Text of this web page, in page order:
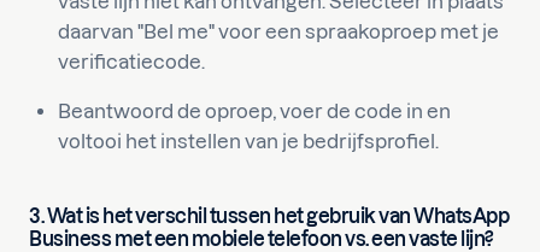
daarvan "Bel me" voor een spraakoproep met je
verificatiecode.
Beantwoord de oproep, voer de code in en
voltooi het instellen van je bedrijfsprofiel.
3. Wat is het verschil tussen het gebruik van WhatsApp
Business met een mobiele telefoon vs. een vaste lijn?